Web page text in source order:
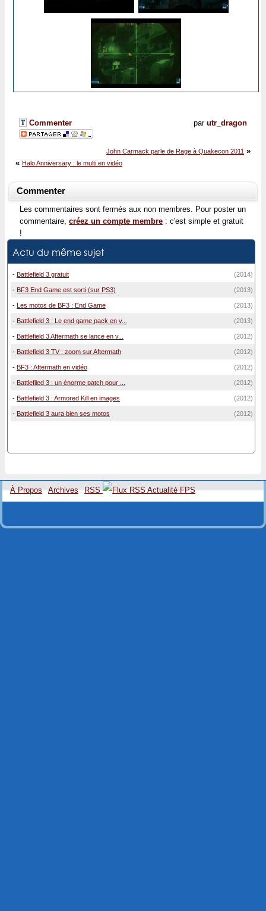
par utr_dragon
Commenter
John Carmack parle de Rage à Quakecon 2011 »
« Halo Anniversary : le multi en vidéo
Commenter
Les commentaires sont fermés aux non membres. Pour poster un
commentaire, créez un compte membre : c'est simple et gratuit
!
Actu du même sujet
- Battlefield 3 gratuit (2014)
- BF3 End Game est sorti (sur PS3) (2013)
- Les motos de BF3 : End Game (2013)
- Battlefield 3 : Le end game pack en v... (2013)
- Battlefield 3 Aftermath se lance en v... (2012)
- Battlefield 3 TV : zoom sur Aftermath (2012)
- BF3 : Aftermath en vidéo (2012)
- Battlefiled 3 : un énorme patch pour ... (2012)
- Battlefield 3 : Armored Kill en images (2012)
- Battlefield 3 aura bien ses motos (2012)
À Propos Archives RSS